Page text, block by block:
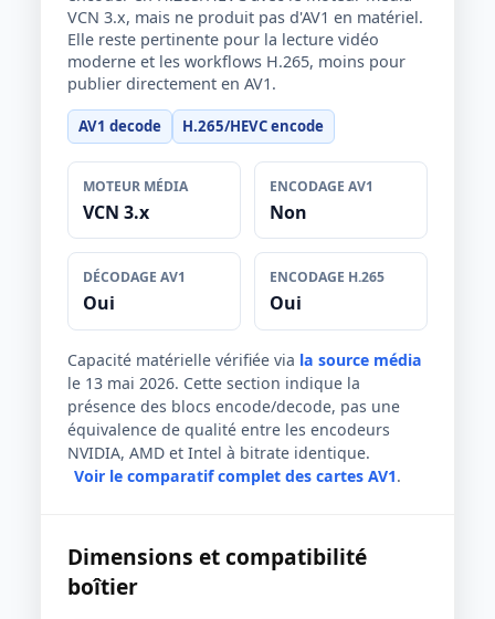
VCN 3.x, mais ne produit pas d'AV1 en matériel.
Elle reste pertinente pour la lecture vidéo
moderne et les workflows H.265, moins pour
publier directement en AV1.
AV1 decode H.265/HEVC encode
MOTEUR MÉDIA
VCN 3.x
ENCODAGE AV1
Non
DÉCODAGE AV1
Oui
ENCODAGE H.265
Oui
Capacité matérielle vérifiée via la source média
le 13 mai 2026. Cette section indique la
présence des blocs encode/decode, pas une
équivalence de qualité entre les encodeurs
NVIDIA, AMD et Intel à bitrate identique.
Voir le comparatif complet des cartes AV1.
Dimensions et compatibilité
boîtier